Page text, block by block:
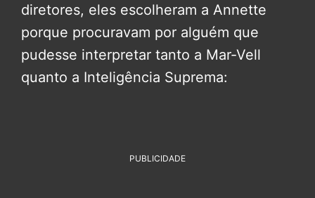
diretores, eles escolheram a Annette
porque procuravam por alguém que
pudesse interpretar tanto a Mar-Vell
quanto a Inteligência Suprema:
PUBLICIDADE